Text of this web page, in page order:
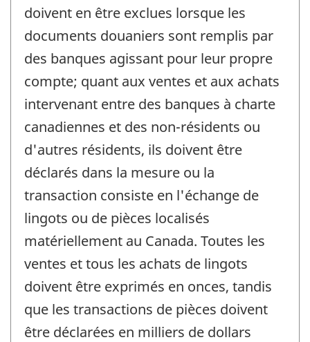
doivent en être exclues lorsque les
documents douaniers sont remplis par
des banques agissant pour leur propre
compte; quant aux ventes et aux achats
intervenant entre des banques à charte
canadiennes et des non-résidents ou
d'autres résidents, ils doivent être
déclarés dans la mesure ou la
transaction consiste en l'échange de
lingots ou de pièces localisés
matériellement au Canada. Toutes les
ventes et tous les achats de lingots
doivent être exprimés en onces, tandis
que les transactions de pièces doivent
être déclarées en milliers de dollars